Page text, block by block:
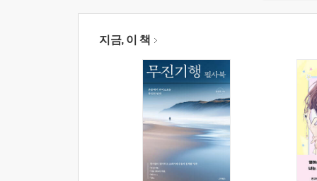
지금, 이 책